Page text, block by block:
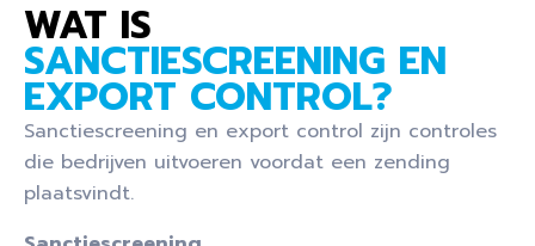
WAT IS
SANCTIESCREENING EN
EXPORT CONTROL?
Sanctiescreening en export control zijn controles
die bedrijven uitvoeren voordat een zending
plaatsvindt.